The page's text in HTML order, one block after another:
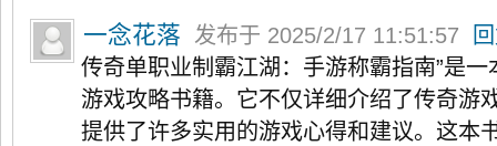
一念花落 发布于 2025/2/17 11:51:57
传奇单职业制霸江湖：手游称霸指南”是
游戏攻略书籍。它不仅详细介绍了传奇游
提供了许多实用的游戏心得和建议。这本